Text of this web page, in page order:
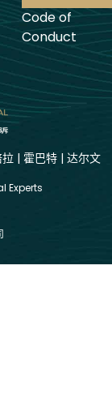
Code of
Conduct
| 霍巴特 | 达尔文
Experts